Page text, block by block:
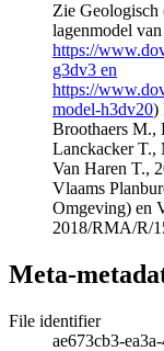
Zie
lagenmodel
https://
g3dv3 en
https://
model-h3dv20)
Broothaers
Lanckacker T.,
Van Haren T.,
Vlaams
Omgeving) en
2018/RMA/R/
Meta-
File identifier
ae673cb3-